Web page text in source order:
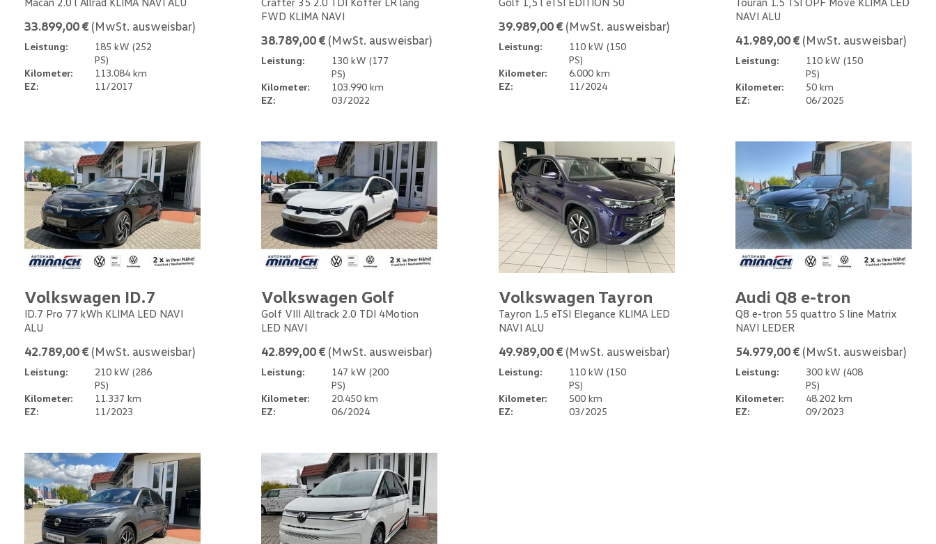
33.899,00 € (MwSt. ausweisbar)
Leistung:
185 kW (252
PS)
Kilometer:
113.084 km
EZ:
11/2017
FWD KLIMA NAVI
38.789,00 € (MwSt. ausweisbar)
Leistung:
130 kW (177
PS)
Kilometer:
103.990 km
EZ:
03/2022
39.989,00 € (MwSt. ausweisbar)
Leistung:
110 kW (150
PS)
Kilometer:
6.000 km
EZ:
11/2024
NAVI ALU
41.989,00 € (MwSt. ausweisbar)
Leistung:
110 kW (150
PS)
Kilometer:
50 km
EZ:
06/2025
Volkswagen ID.7
ID.7 Pro 77 kWh KLIMA LED NAVI
ALU
42.789,00 € (MwSt. ausweisbar)
Leistung:
210 kW (286
PS)
Kilometer:
11.337 km
EZ:
11/2023
Volkswagen Golf
Golf VIII Alltrack 2.0 TDI 4Motion
LED NAVI
42.899,00 € (MwSt. ausweisbar)
Leistung:
147 kW (200
PS)
Kilometer:
20.450 km
EZ:
06/2024
Volkswagen Tayron
Tayron 1.5 eTSI Elegance KLIMA LED
NAVI ALU
49.989,00 € (MwSt. ausweisbar)
Leistung:
110 kW (150
PS)
Kilometer:
500 km
EZ:
03/2025
Audi Q8 e-tron
Q8 e-tron 55 quattro S line Matrix
NAVI LEDER
54.979,00 € (MwSt. ausweisbar)
Leistung:
300 kW (408
PS)
Kilometer:
48.202 km
EZ:
09/2023